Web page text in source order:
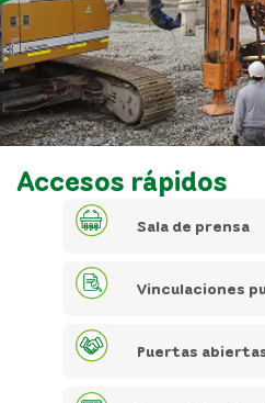
Accesos rápidos
Sala de prensa
Vinculaciones
Puertas